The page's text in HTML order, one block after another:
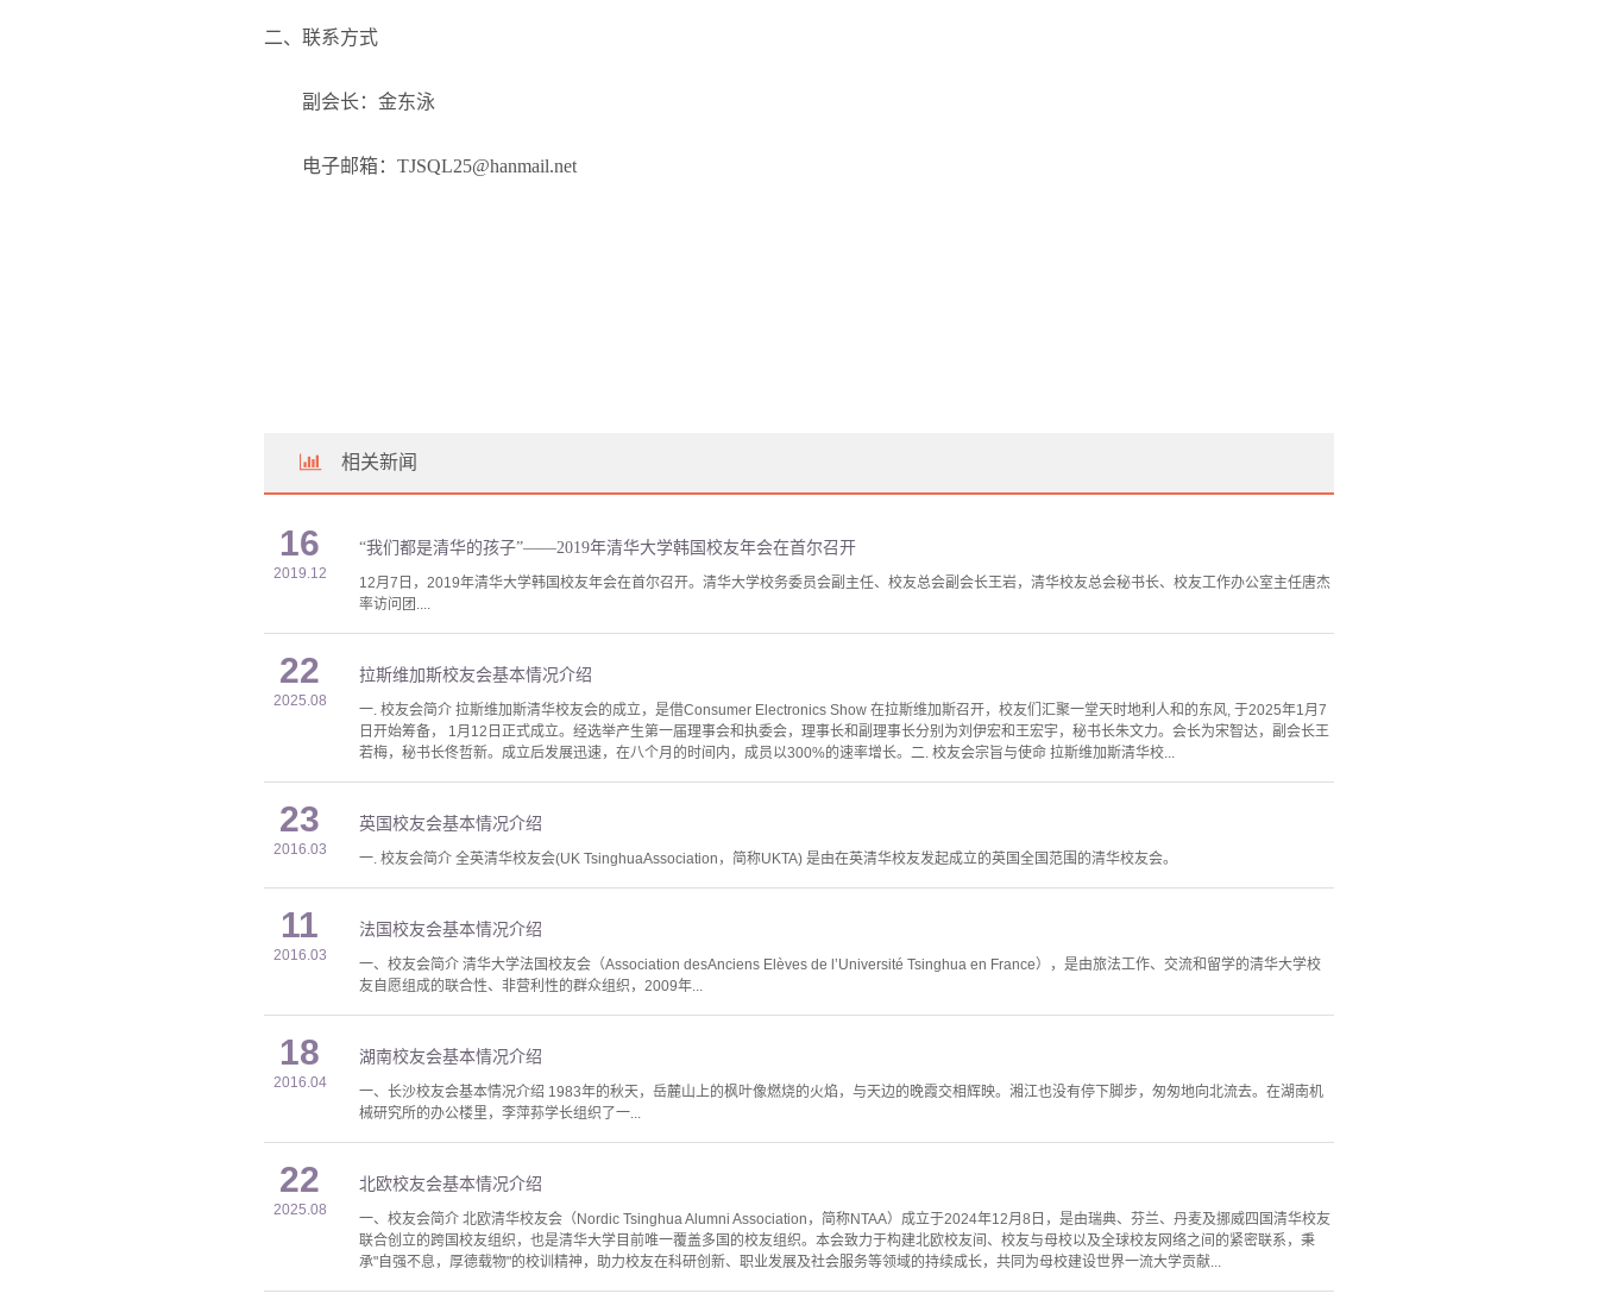
二、联系方式
副会长：金东泳
电子邮箱： TJSQL25@hanmail.net
相关新闻
16
2019.12
“我们都是清华的孩子”——2019年清华大学韩国校友年会在首尔召开
12月7日，2019年清华大学韩国校友年会在首尔召开。清华大学校务委员会副主任、校友总会副会长王岩，清华校友总会秘书长、校友工作办公室主任唐杰
率访问团....
22
2025.08
拉斯维加斯校友会基本情况介绍
一. 校友会简介 拉斯维加斯清华校友会的成立，是借Consumer Electronics Show 在拉斯维加斯召开，校友们汇聚一堂天时地利人和的东风, 于2025年1月7
日开始筹备， 1月12日正式成立。经选举产生第一届理事会和执委会，理事长和副理事长分别为刘伊宏和王宏宇，秘书长朱文力。会长为宋智达，副会长王
若梅，秘书长佟哲新。成立后发展迅速，在八个月的时间内，成员以300%的速率增长。二. 校友会宗旨与使命 拉斯维加斯清华校...
23
2016.03
英国校友会基本情况介绍
一. 校友会简介 全英清华校友会(UK TsinghuaAssociation，简称UKTA) 是由在英清华校友发起成立的英国全国范围的清华校友会。
11
2016.03
法国校友会基本情况介绍
一、校友会简介 清华大学法国校友会（Association desAnciens Elèves de l’Université Tsinghua en France），是由旅法工作、交流和留学的清华大学校
友自愿组成的联合性、非营利性的群众组织，2009年...
18
2016.04
湖南校友会基本情况介绍
一、长沙校友会基本情况介绍 1983年的秋天，岳麓山上的枫叶像燃烧的火焰，与天边的晚霞交相辉映。湘江也没有停下脚步，匆匆地向北流去。在湖南机
械研究所的办公楼里，李萍荪学长组织了一...
22
2025.08
北欧校友会基本情况介绍
一、校友会简介 北欧清华校友会（Nordic Tsinghua Alumni Association，简称NTAA）成立于2024年12月8日，是由瑞典、芬兰、丹麦及挪威四国清华校友
联合创立的跨国校友组织，也是清华大学目前唯一覆盖多国的校友组织。本会致力于构建北欧校友间、校友与母校以及全球校友网络之间的紧密联系，秉
承"自强不息，厚德载物"的校训精神，助力校友在科研创新、职业发展及社会服务等领域的持续成长，共同为母校建设世界一流大学贡献...